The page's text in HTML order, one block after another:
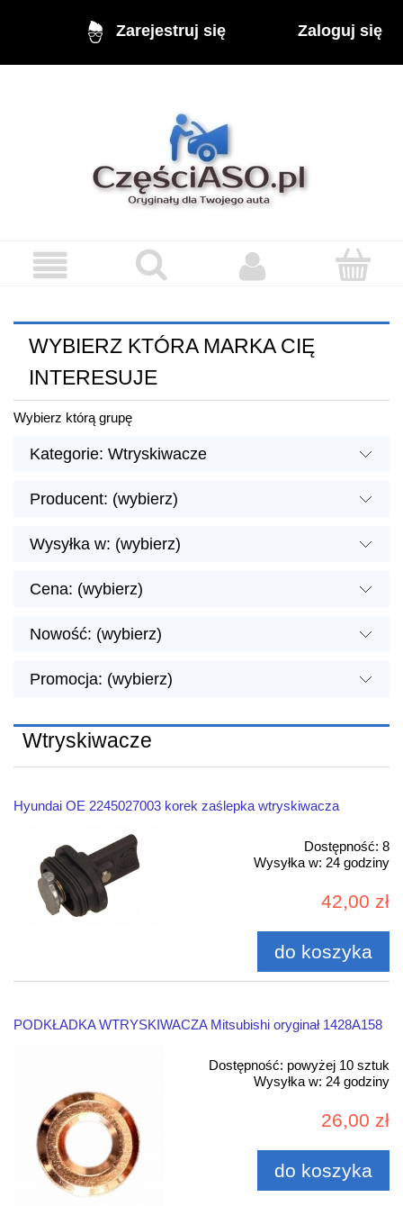
Zarejestruj się Zaloguj się
WYBIERZ KTÓRA MARKA CIĘ
INTERESUJE
Wybierz którą grupę
Kategorie: Wtryskiwacze
Producent: (wybierz)
Wysyłka w: (wybierz)
Cena: (wybierz)
Nowość: (wybierz)
Promocja: (wybierz)
Wtryskiwacze
Hyundai OE 2245027003 korek zaślepka wtryskiwacza
Dostępność: 8
Wysyłka w: 24 godziny
42,00 zł
do koszyka
PODKŁADKA WTRYSKIWACZA Mitsubishi oryginał 1428A158
Dostępność: powyżej 10 sztuk
Wysyłka w: 24 godziny
26,00 zł
do koszyka